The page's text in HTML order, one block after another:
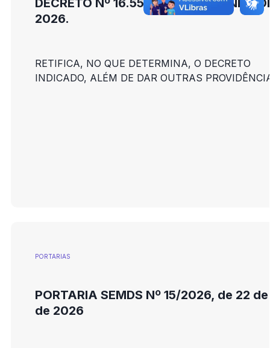
DECRETO Nº 16.559, DE 22 DE JUNHO
2026.
RETIFICA, NO QUE DETERMINA, O DECRETO
INDICADO, ALÉM DE DAR OUTRAS
PORTARIAS
PORTARIA SEMDS Nº 15/2026, de 22
de 2026